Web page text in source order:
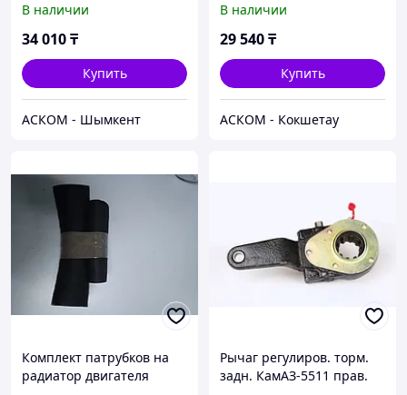
ПРЕДМЕТОВ PRO
БЕЛАВТОКОМПЛЕКТ
В наличии
34 010₸
Купить
АСКОМ - Шымкент
ПРЕДМЕТА МАСТЕР
БЕЛАВТОКОМПЛЕКТ
В наличии
29 540₸
Купить
АСКОМ - Кокшетау
Комплект патрубков на
радиатор двигателя
Рычаг регулиров. торм.
задн. КамАЗ-5511 прав.